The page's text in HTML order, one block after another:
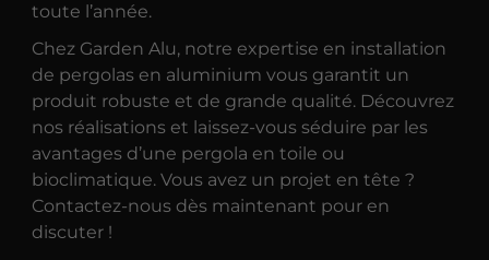
toute l’année.
Chez Garden Alu, notre expertise en installation
de pergolas en aluminium vous garantit un
produit robuste et de grande qualité. Découvrez
nos réalisations et laissez-vous séduire par les
avantages d’une pergola en toile ou
bioclimatique. Vous avez un projet en tête ?
Contactez-nous dès maintenant pour en
discuter !